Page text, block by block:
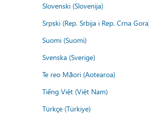
Slovenski (Slovenija)
Srpski (Rep. Srbija i Rep. Crna
Suomi (Suomi)
Svenska (Sverige)
Te reo Māori (Aotearoa)
Tiếng Việt (Việt Nam)
Türkçe (Türkiye)